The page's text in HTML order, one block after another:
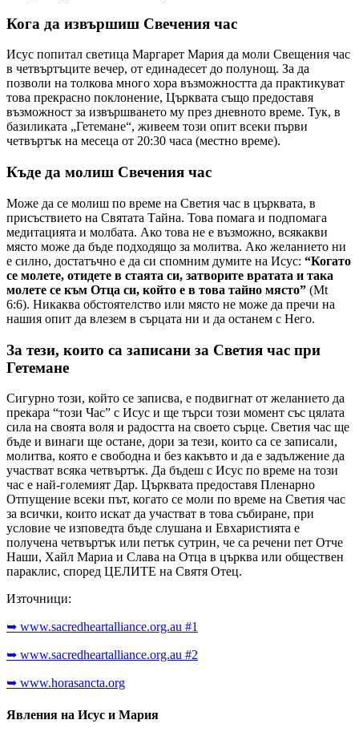
Кога да извършиш Свечения час
Исус попитал светица Маргарет Мария да моли Свещения час
в четвъртъците вечер, от единадесет до полунощ. За да
позволи на толкова много хора възможността да практикуват
това прекрасно поклонение, Църквата също предоставя
възможност за извършването му през дневното време. Тук, в
базиликата „Гетемане“, живеем този опит всеки първи
четвъртък на месеца от 20:30 часа (местно време).
Къде да молиш Свечения час
Може да се молиш по време на Светия час в църквата, в
присъствието на Святата Тайна. Това помага и подпомага
медитацията и молбата. Ако това не е възможно, всякакви
място може да бъде подходящо за молитва. Ако желанието ни
е силно, достатъчно е да си спомним думите на Исус: “Когато
се молете, отидете в стаята си, затворите вратата и така
молете се към Отца си, който е в това тайно място” (Mt
6:6). Никаква обстоятелство или място не може да пречи на
нашия опит да влезем в сърцата ни и да останем с Него.
За тези, които са записани за Светия час при
Гетемане
Сигурно този, който се записва, е подвигнат от желанието да
прекара “този Час” с Исус и ще търси този момент със цялата
сила на своята воля и радостта на своето сърце. Светия час ще
бъде и винаги ще остане, дори за тези, които са се записали,
молитва, която е свободна и без какъвто и да е задължение да
участват всяка четвъртък. Да бъдеш с Исус по време на този
час е най-големият Дар. Църквата предоставя Пленарно
Отпущение всеки път, когато се моли по време на Светия час
за всички, които искат да участват в това събиране, при
условие че изповедта бъде слушана и Евхаристията е
получена четвъртък или петък сутрин, че са речени пет Отче
Наши, Хайл Мариа и Слава на Отца в църква или обществен
параклис, според ЦЕЛИТЕ на Святя Отец.
Източници:
➥ www.sacredheartalliance.org.au #1
➥ www.sacredheartalliance.org.au #2
➥ www.horasancta.org
Явления на Исус и Мария